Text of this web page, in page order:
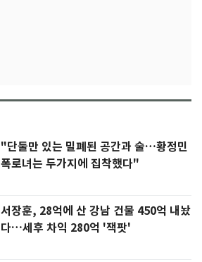
"단둘만 있는 밀폐된 공간과 술…황정민
폭로녀는 두가지에 집착했다"
서장훈, 28억에 산 강남 건물 450억 내놨
다…세후 차익 280억 '잭팟'